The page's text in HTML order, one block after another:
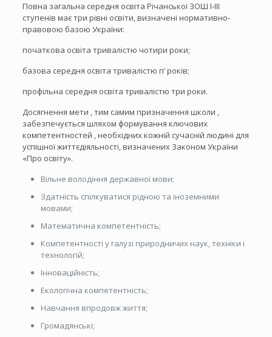
Повна загальна середня освіта Річанської ЗОШ І-ІІІ
ступенів має три рівні освіти, визначені нормативно-
правовою базою України:
початкова освіта тривалістю чотири роки;
базова середня освіта тривалістю п’ років;
профільна середня освіта тривалістю три роки.
Досягнення мети , тим самим призначення школи ,
забезпечується шляхом формування ключових
компетентностей , необхідних кожній сучасній людині для
успішної життєдіяльності, визначених Законом України
«Про освіту».
Вільне володіння державної мови;
Здатність спілкуватися рідною та іноземними
мовами;
Математична компетентність;
Компетентності у галузі природничих наук, техніки і
технологій;
Інноваційність;
Екологічна компетентність;
Навчання впродовж життя;
Громадянські;